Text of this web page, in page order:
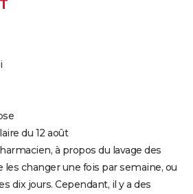
du 12 août
à propos du lavage des
les changer une fois par semaine, ou
dix jours. Cependant, il y a des